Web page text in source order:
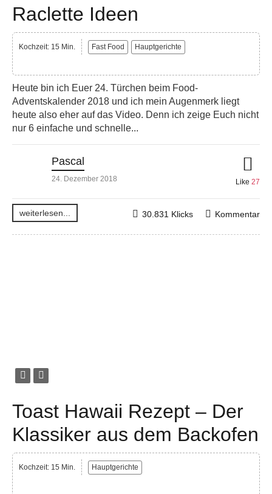
Raclette Ideen
Kochzeit: 15 Min. Fast Food Hauptgerichte
Heute bin ich Euer 24. Türchen beim Food-
Adventskalender 2018 und ich mein Augenmerk liegt
heute also eher auf das Video. Denn ich zeige Euch nicht
nur 6 einfache und schnelle...
Pascal
24. Dezember 2018 Like 27
weiterlesen... Kommentar
30.831 Klicks
Toast Hawaii Rezept – Der
Klassiker aus dem Backofen
Kochzeit: 15 Min. Hauptgerichte